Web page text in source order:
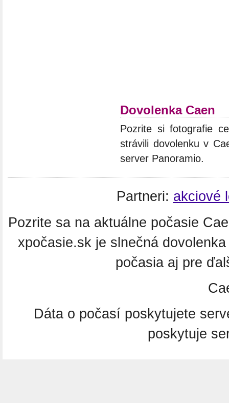
Dovolenka Caen
Pozrite si fotografie
strávili dovolenku v
server Panoramio.
Partneri: akciové
Pozrite sa na aktuálne počasie
xpočasie.sk je slnečná
počasia aj pre
Dáta o počasí poskytujete
poskytuje